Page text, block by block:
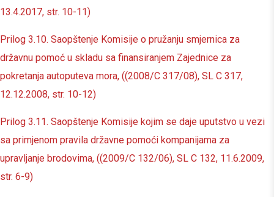
13.4.2017, str. 10-11)
Prilog 3.10. Saopštenje Komisije o pružanju smjernica za
državnu pomoć u skladu sa finansiranjem Zajednice za
pokretanja autoputeva mora, ((2008/C 317/08), SL C 317,
12.12.2008, str. 10-12)
Prilog 3.11. Saopštenje Komisije kojim se daje uputstvo u vezi
sa primjenom pravila državne pomoći kompanijama za
upravljanje brodovima, ((2009/C 132/06), SL C 132, 11.6.2009,
str. 6-9)